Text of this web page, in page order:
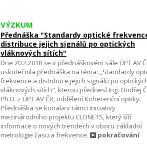
VÝZKUM
Přednáška "Standardy optické
distribuce jejich signálů po optických
vláknových sítích"
Dne 20.2.2018 se v přednáškovém sále ÚPT AV
uskutečnila přednáška na téma: ,,Standardy
frekvence a distribuce jejich signálů po
vláknových sítích", kterou přednesl Ing. Ondřej
Ph.D. z ÚPT AV ČR, oddělení Koherenční optiky.
Přednáška se konala v rámci iniciativy
mezinárodního projektu CLONETS, který šíří
informace o nových trendech v oboru základní
metrologie času a frekvence.
pokračování